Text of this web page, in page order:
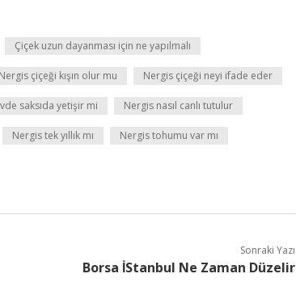
Çiçek uzun dayanması için ne yapılmalı
Nergis çiçeği kışın olur mu Nergis çiçeği neyi ifade eder
saksıda yetişir mi Nergis nasıl canlı tutulur
Nergis tek yıllık mı Nergis tohumu var mı
Sonraki Yazı
Borsa İStanbul Ne Zaman Düzelir